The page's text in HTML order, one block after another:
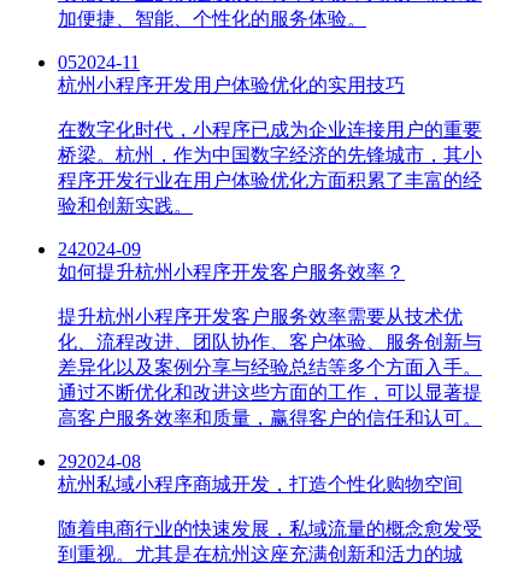
加便捷、智能、个性化的服务体验。
052024-11
杭州小程序开发用户体验优化的实用技巧
在数字化时代，小程序已成为企业连接用户的重要
桥梁。杭州，作为中国数字经济的先锋城市，其小
程序开发行业在用户体验优化方面积累了丰富的经
验和创新实践。
242024-09
如何提升杭州小程序开发客户服务效率？
提升杭州小程序开发客户服务效率需要从技术优
化、流程改进、团队协作、客户体验、服务创新与
差异化以及案例分享与经验总结等多个方面入手。
通过不断优化和改进这些方面的工作，可以显著提
高客户服务效率和质量，赢得客户的信任和认可。
292024-08
杭州私域小程序商城开发，打造个性化购物空间
随着电商行业的快速发展，私域流量的概念愈发受
到重视。尤其是在杭州这座充满创新和活力的城